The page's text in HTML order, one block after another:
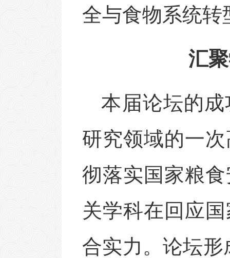
全与食物系统转
汇
本届论坛的
研究领域的一
彻落实国家粮
关学科在回应
合实力。论坛